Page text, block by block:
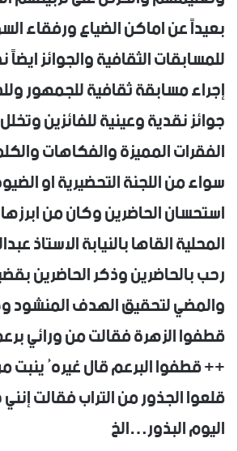
بعيداً عن اماكن الضياع ورفقاء
للمسابقات الثقافية والجوائز
إجراء مسابقة ثقافية للجمهور
جوائز نقدية وعينية للفائزين
الفقرات المميزة والفكاهات
سواء من اللجنة التحضيرية او
استحسان الحاضرين وكان من
المحلية القاها بالنيابة الاستاذ
رحب بالحاضرين وذكر الحاضرين
والمضي لتحقيق الهدف المنشود
قطفوا الزهرة فقالت من ورائي
++ قطفوا البرعم قال غيرهُ ينبت
قلعوا الجذور من التراب فقالت
اليوم البذور…الخ